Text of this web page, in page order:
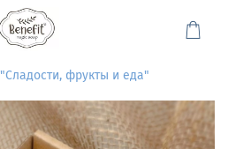
"Сладости, фрукты и еда"